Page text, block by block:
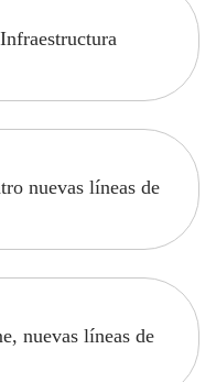
nuevas líneas de
nuevas líneas de